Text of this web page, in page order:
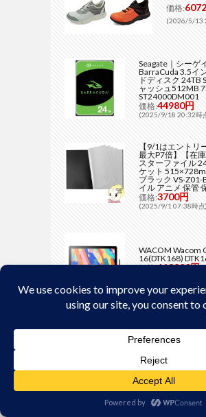
価格:
(2026/5/13
Seagate｜シーゲ
BarraCuda 3.5イ
ドディスク 24TB
ャッシュ512MB
ST24000DM001
価格:44980円
(2025/9/18 20:32時
【9/1はエントリ
最大P7倍】【在
スターファイル
ケット
ブラック VS-Z01-
イル アニメ 保管
価格:3700円
(2025/9/1 07:38時点)
WACOM Wacom
16(DTK168)
価格:118800円
おすすめショップ